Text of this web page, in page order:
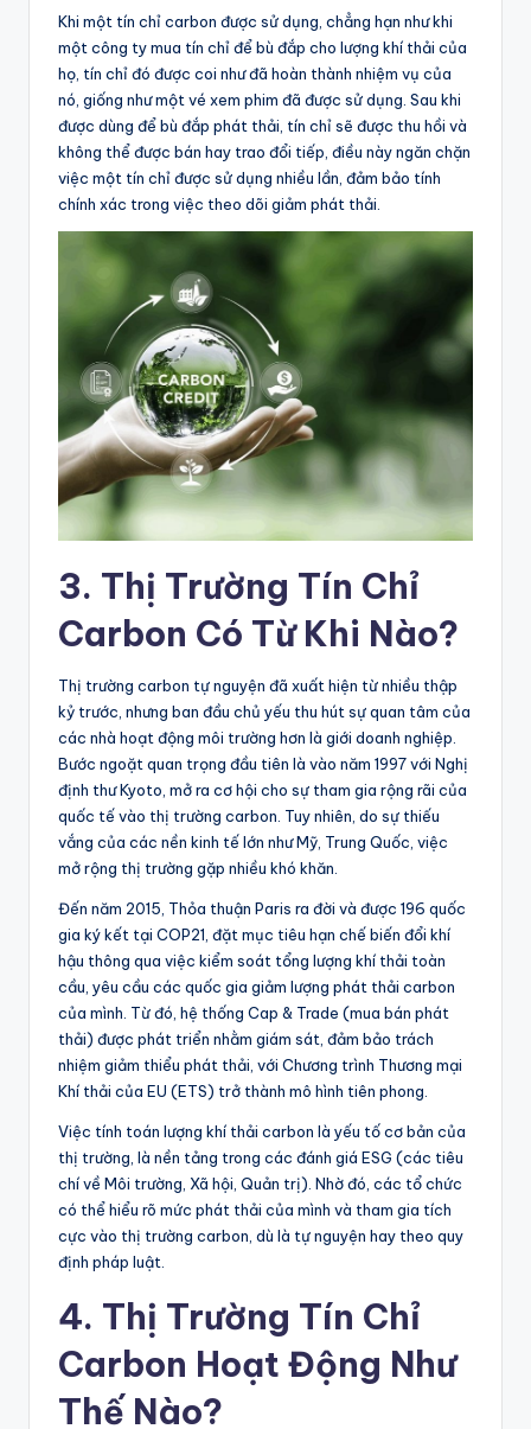
Khi một tín chỉ carbon được sử dụng, chẳng hạn như khi
một công ty mua tín chỉ để bù đắp cho lượng khí thải của
họ, tín chỉ đó được coi như đã hoàn thành nhiệm vụ của
nó, giống như một vé xem phim đã được sử dụng. Sau khi
được dùng để bù đắp phát thải, tín chỉ sẽ được thu hồi và
không thể được bán hay trao đổi tiếp, điều này ngăn chặn
việc một tín chỉ được sử dụng nhiều lần, đảm bảo tính
chính xác trong việc theo dõi giảm phát thải.
3. Thị Trường Tín Chỉ
Carbon Có Từ Khi Nào?
Thị trường carbon tự nguyện đã xuất hiện từ nhiều thập
kỷ trước, nhưng ban đầu chủ yếu thu hút sự quan tâm của
các nhà hoạt động môi trường hơn là giới doanh nghiệp.
Bước ngoặt quan trọng đầu tiên là vào năm 1997 với Nghị
định thư Kyoto, mở ra cơ hội cho sự tham gia rộng rãi của
quốc tế vào thị trường carbon. Tuy nhiên, do sự thiếu
vắng của các nền kinh tế lớn như Mỹ, Trung Quốc, việc
mở rộng thị trường gặp nhiều khó khăn.
Đến năm 2015, Thỏa thuận Paris ra đời và được 196 quốc
gia ký kết tại COP21, đặt mục tiêu hạn chế biến đổi khí
hậu thông qua việc kiểm soát tổng lượng khí thải toàn
cầu, yêu cầu các quốc gia giảm lượng phát thải carbon
của mình. Từ đó, hệ thống Cap & Trade (mua bán phát
thải) được phát triển nhằm giám sát, đảm bảo trách
nhiệm giảm thiểu phát thải, với Chương trình Thương mại
Khí thải của EU (ETS) trở thành mô hình tiên phong.
Việc tính toán lượng khí thải carbon là yếu tố cơ bản của
thị trường, là nền tảng trong các đánh giá ESG (các tiêu
chí về Môi trường, Xã hội, Quản trị). Nhờ đó, các tổ chức
có thể hiểu rõ mức phát thải của mình và tham gia tích
cực vào thị trường carbon, dù là tự nguyện hay theo quy
định pháp luật.
4. Thị Trường Tín Chỉ
Carbon Hoạt Động Như
Thế Nào?